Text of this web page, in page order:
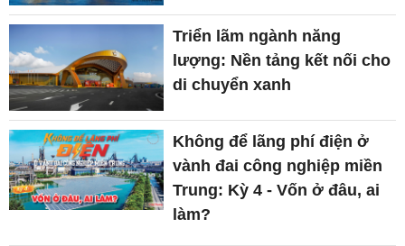
Triển lãm ngành năng
lượng: Nền tảng kết nối cho
di chuyển xanh
Không để lãng phí điện ở
vành đai công nghiệp miền
Trung: Kỳ 4 - Vốn ở đâu, ai
làm?